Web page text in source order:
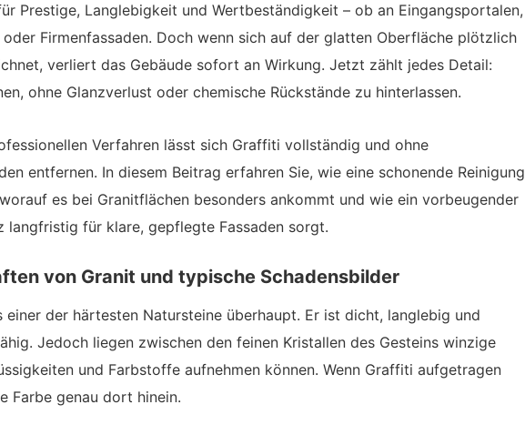
Prestige, Langlebigkeit und Wertbeständigkeit – ob an Eingangsportalen,
oder Firmenfassaden. Doch wenn sich auf der glatten Oberfläche plötzlich
verliert das Gebäude sofort an Wirkung. Jetzt zählt jedes Detail:
ohne Glanzverlust oder chemische Rückstände zu hinterlassen.
Verfahren lässt sich Graffiti vollständig und ohne
entfernen. In diesem Beitrag erfahren Sie, wie eine schonende Reinigung
es bei Granitflächen besonders ankommt und wie ein vorbeugender
langfristig für klare, gepflegte Fassaden sorgt.
von Granit und typische Schadensbilder
einer der härtesten Natursteine überhaupt. Er ist dicht, langlebig und
Jedoch liegen zwischen den feinen Kristallen des Gesteins winzige
und Farbstoffe aufnehmen können. Wenn Graffiti aufgetragen
Farbe genau dort hinein.